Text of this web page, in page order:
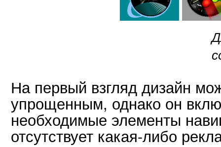
На первый взгляд дизайн
упрощенным, однако он
необходимые элементы
отсутствует какая-либо